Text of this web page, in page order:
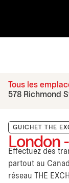
Tous les
578 Richmond
GUICHET THE
London
Effectuez des
partout au
réseau THE